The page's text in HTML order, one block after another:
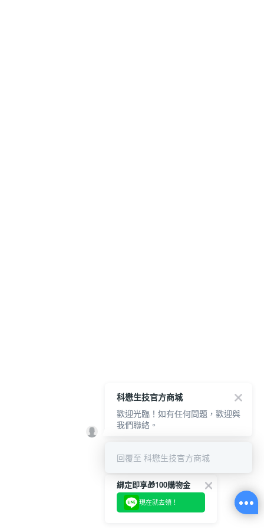
綁定即享🎁100購物金
現在就去領！
科懋生技官方商城
歡迎光臨！如有任何問題，歡迎與
我們聯絡。
回覆至 科懋生技官方商城